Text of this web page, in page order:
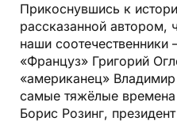
Прикоснувшись к
рассказанной автором,
наши соотечественники
«Француз» Григорий
«американец»
самые тяжёлые
Борис Розинг,